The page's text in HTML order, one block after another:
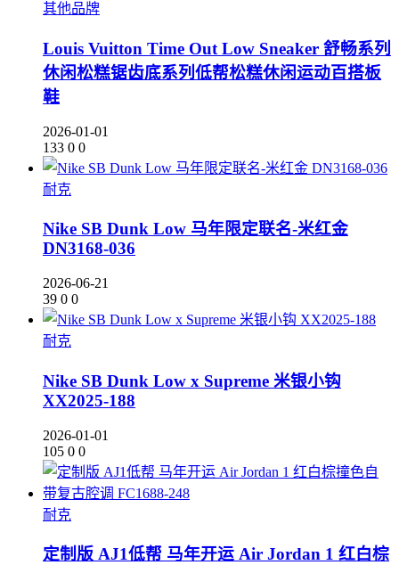
其他品牌
Louis Vuitton Time Out Low Sneaker 舒畅系列
休闲松糕锯齿底系列低帮松糕休闲运动百搭板
鞋
2026-01-01
133 0 0
耐克
Nike SB Dunk Low 马年限定联名-米红金
DN3168-036
2026-06-21
39 0 0
耐克
Nike SB Dunk Low x Supreme 米银小钩
XX2025-188
2026-01-01
105 0 0
耐克
定制版 AJ1低帮 马年开运 Air Jordan 1 红白棕